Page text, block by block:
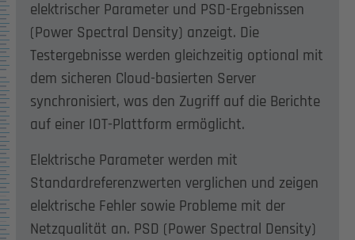
elektrischer Parameter und PSD-Ergebnissen
(Power Spectral Density) anzeigt. Die
Testergebnisse werden gleichzeitig optional mit
dem sicheren Cloud-basierten Server
synchronisiert, was den Zugriff auf die Berichte
auf einer IOT-Plattform ermöglicht.
Elektrische Parameter werden mit
Standardreferenzwerten verglichen und zeigen
elektrische Fehler sowie Probleme mit der
Netzqualität an. PSD (Power Spectral Density)